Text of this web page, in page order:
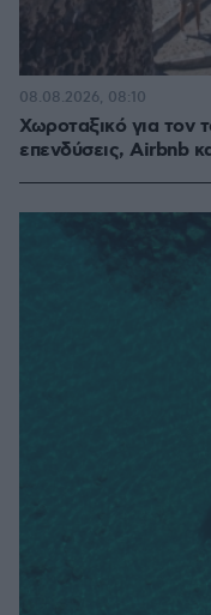
Χωροταξικό για τον
επενδύσεις, Airbnb
08.08.2026, 08:10